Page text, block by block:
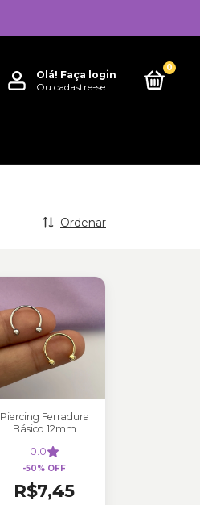
Olá! Faça login
Ou cadastre-se
0
Ordenar
Piercing Ferradura
Básico 12mm
0.0
-50% OFF
R$7,45